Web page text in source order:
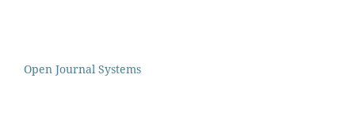
Open Journal Systems